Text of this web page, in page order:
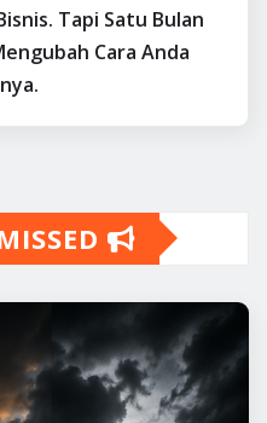
Tapi Satu Bulan
Cara Anda